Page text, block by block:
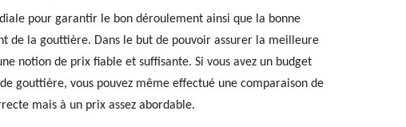
pour garantir le bon déroulement ainsi que la bonne
de la gouttière. Dans le but de pouvoir assurer la meilleure
notion de prix fiable et suffisante. Si vous avez un budget
gouttière, vous pouvez même effectué une comparaison de
mais à un prix assez abordable.